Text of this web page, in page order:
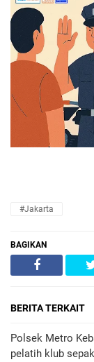
#Jakarta
BAGIKAN
BERITA TERKAIT
Polsek Metro
pelatih klub